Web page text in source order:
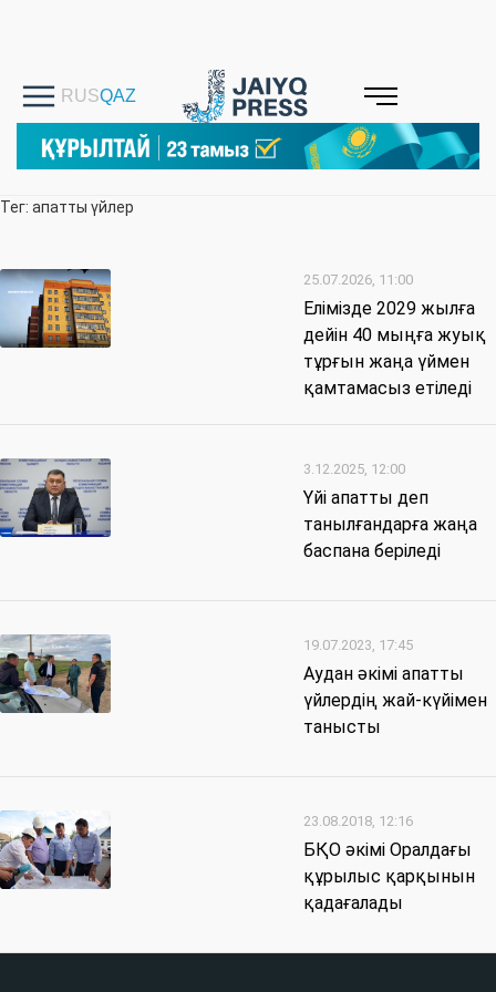
Тег: апатты үйлер
25.07.2026, 11:00
Елімізде 2029 жылға
дейін 40 мыңға жуық
тұрғын жаңа үймен
қамтамасыз етіледі
3.12.2025, 12:00
Үйі апатты деп
танылғандарға жаңа
баспана беріледі
19.07.2023, 17:45
Аудан әкімі апатты
үйлердің жай-күйімен
танысты
23.08.2018, 12:16
БҚО әкімі Оралдағы
құрылыс қарқынын
қадағалады